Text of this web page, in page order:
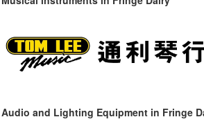
Audio and Lighting Equipment in Fringe